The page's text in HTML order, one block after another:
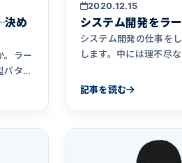
決め
。ラー
パター
な打
2020.12.15
システム開発をラ
システム開発の仕事を
します。中には理不尽
例えて解説してみました
記事を読む